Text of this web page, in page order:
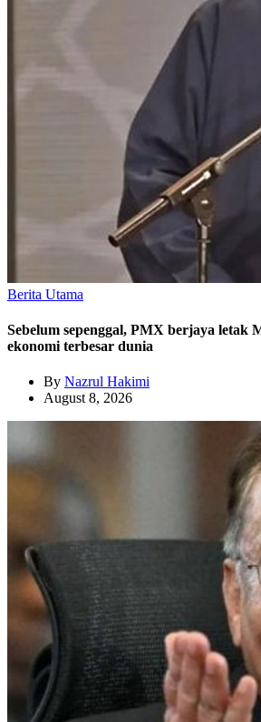
Berita Utama
Sebelum sepenggal, PMX berjaya letak
ekonomi terbesar dunia
By Nazrul Hakimi
August 8, 2026